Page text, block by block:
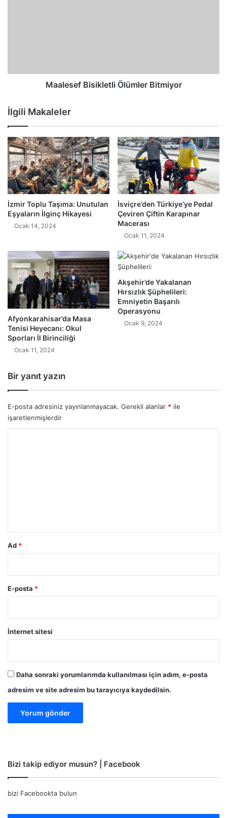
Maalesef Bisikletli Ölümler Bitmiyor
İlgili Makaleler
İzmir Toplu Taşıma: Unutulan
Eşyaların İlginç Hikayesi
Ocak 14, 2024
İsviçre’den Türkiye’ye Pedal
Çeviren Çiftin Karapınar
Macerası
Ocak 11, 2024
Afyonkarahisar’da Masa
Tenisi Heyecanı: Okul
Sporları İl Birinciliği
Ocak 11, 2024
Akşehir’de Yakalanan
Hırsızlık Şüphelileri:
Emniyetin Başarılı
Operasyonu
Ocak 9, 2024
Bir yanıt yazın
E-posta adresiniz yayınlanmayacak. Gerekli alanlar * ile
işaretlenmişlerdir
Ad *
E-posta *
İnternet sitesi
Daha sonraki yorumlarımda kullanılması için adım, e-posta
adresim ve site adresim bu tarayıcıya kaydedilsin.
Bizi takip ediyor musun? | Facebook
bizi Facebookta bulun